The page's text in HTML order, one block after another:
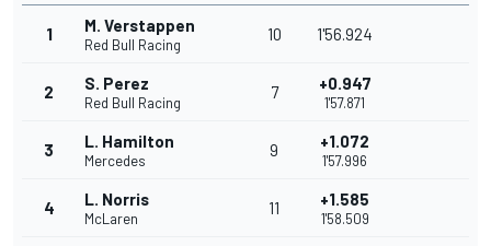
1 M. Verstappen
Red Bull Racing
10 1'56.924
2 S. Perez
Red Bull Racing
7 +0.947
1'57.871
3 L. Hamilton
Mercedes
9 +1.072
1'57.996
4 L. Norris
McLaren
11 +1.585
1'58.509